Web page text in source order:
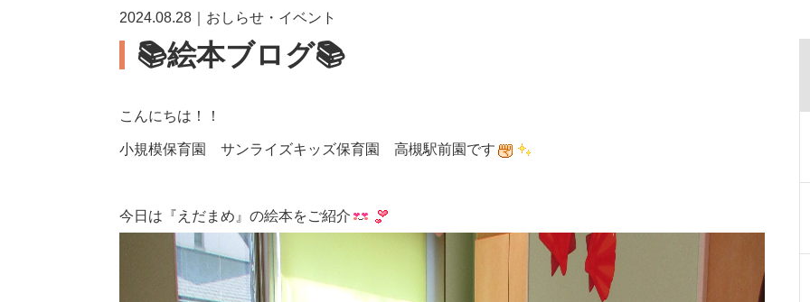
2024.08.28｜おしらせ・イベント
📚絵本ブログ📚
こんにちは！！
小規模保育園 サンライズキッズ保育園 高槻駅前園です
今日は『えだまめ』の絵本をご紹介